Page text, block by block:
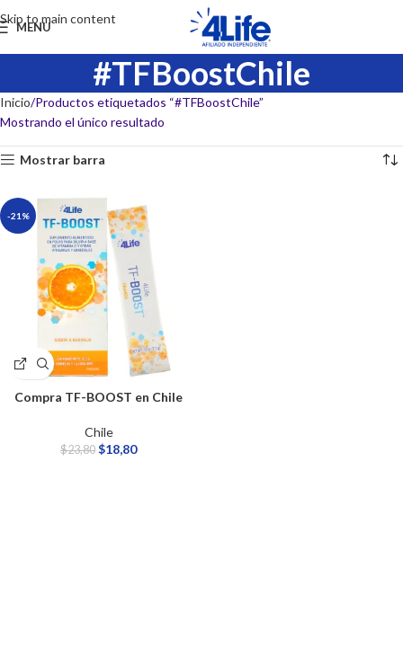
Skip to main content
MENU
#TFBoostChile
Inicio Productos etiquetados “#TFBoostChile”
Mostrando el único resultado
Mostrar barra
-21%
Compra TF-BOOST en Chile
Chile
$23,80 $18,80